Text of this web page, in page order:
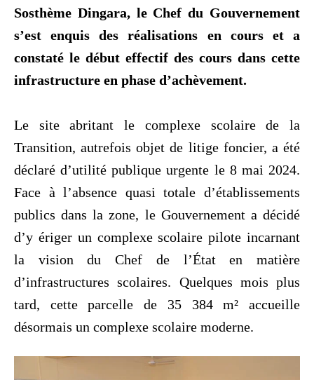
Sosthème Dingara, le Chef du Gouvernement
s’est enquis des réalisations en cours et a
constaté le début effectif des cours dans cette
infrastructure en phase d’achèvement.
‎Le site abritant le complexe scolaire de la
Transition, autrefois objet de litige foncier, a été
déclaré d’utilité publique urgente le 8 mai 2024.
Face à l’absence quasi totale d’établissements
publics dans la zone, le Gouvernement a décidé
d’y ériger un complexe scolaire pilote incarnant
la vision du Chef de l’État en matière
d’infrastructures scolaires. Quelques mois plus
tard, cette parcelle de 35 384 m² accueille
désormais un complexe scolaire moderne.